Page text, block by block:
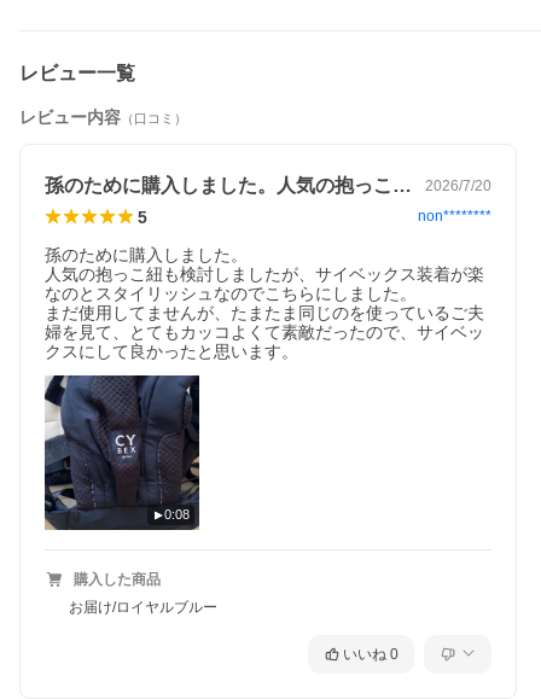
・直接お相手にお送りできます。
レビュー一覧
レビュー内容 （口コミ）
孫のために購入しました。人気の抱っこ紐… 2026/7/20
5 non********
孫のために購入しました。
人気の抱っこ紐も検討しましたが、サイベックス装着が楽
なのとスタイリッシュなのでこちらにしました。
まだ使用してませんが、たまたま同じのを使っているご夫
婦を見て、とてもカッコよくて素敵だったので、サイベッ
クスにして良かったと思います。
0:08
購入した商品
お届け/ロイヤルブルー
いいね 0